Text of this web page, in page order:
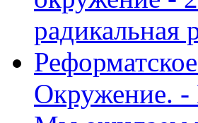
радикальная
Окружение.